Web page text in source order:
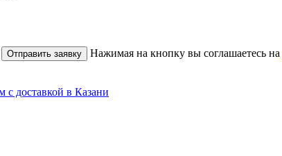
Отправить заявку Нажимая на кнопку вы соглашаетесь на